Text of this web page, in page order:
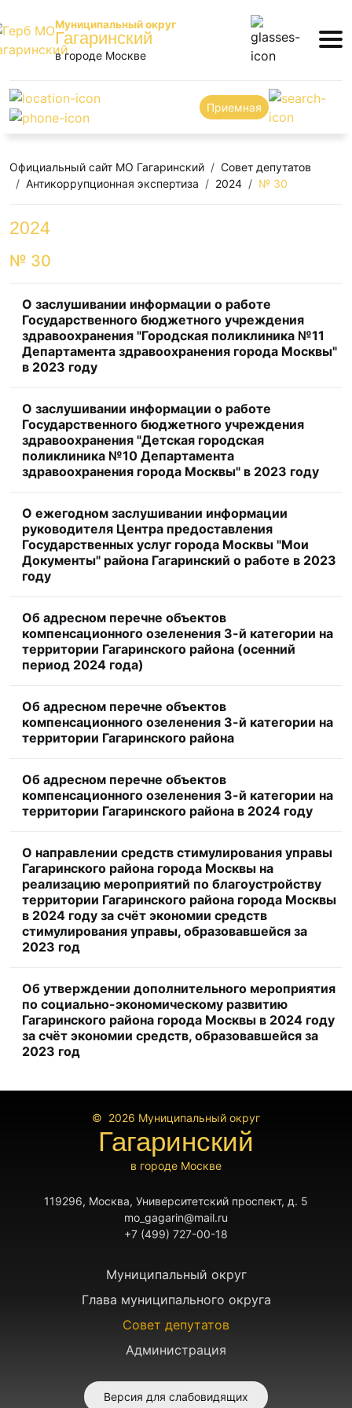
Муниципальный округ
Гагаринский
в городе Москве
Приемная
Официальный сайт МО Гагаринский
Совет депутатов
Антикоррупционная экспертиза
2024 № 30
2024
№ 30
О заслушивании информации о работе
Государственного бюджетного учреждения
здравоохранения "Городская поликлиника №11
Департамента здравоохранения города Москвы"
в 2023 году
О заслушивании информации о работе
Государственного бюджетного учреждения
здравоохранения "Детская городская
поликлиника №10 Департамента
здравоохранения города Москвы" в 2023 году
О ежегодном заслушивании информации
руководителя Центра предоставления
Государственных услуг города Москвы "Мои
Документы" района Гагаринский о работе в 2023
году
Об адресном перечне объектов
компенсационного озеленения 3-й категории на
территории Гагаринского района (осенний
период 2024 года)
Об адресном перечне объектов
компенсационного озеленения 3-й категории на
территории Гагаринского района
Об адресном перечне объектов
компенсационного озеленения 3-й категории на
территории Гагаринского района в 2024 году
О направлении средств стимулирования управы
Гагаринского района города Москвы на
реализацию мероприятий по благоустройству
территории Гагаринского района города Москвы
в 2024 году за счёт экономии средств
стимулирования управы, образовавшейся за
2023 год
Об утверждении дополнительного мероприятия
по социально-экономическому развитию
Гагаринского района города Москвы в 2024 году
за счёт экономии средств, образовавшейся за
2023 год
© 2026 Муниципальный округ
Гагаринский
в городе Москве
119296, Москва, Университетский проспект, д. 5
mo_gagarin@mail.ru
+7 (499) 727-00-18
Муниципальный округ
Глава муниципального округа
Совет депутатов
Администрация
Версия для слабовидящих